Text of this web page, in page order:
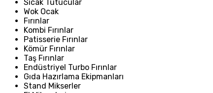
Sıcak Tutucular
Wok Ocak
Fırınlar
Kombi Fırınlar
Patisserie Fırınlar
Kömür Fırınlar
Taş Fırınlar
Endüstriyel Turbo Fırınlar
Gıda Hazırlama Ekipmanları
Stand Mikserler